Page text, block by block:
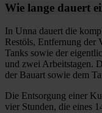
Wie lange dauert
In Unna dauert die
Restöls, Entfernung der
Tanks sowie der
und zwei Arbeitstagen.
der Bauart sowie dem
Die Entsorgung einer
vier Stunden, die eines